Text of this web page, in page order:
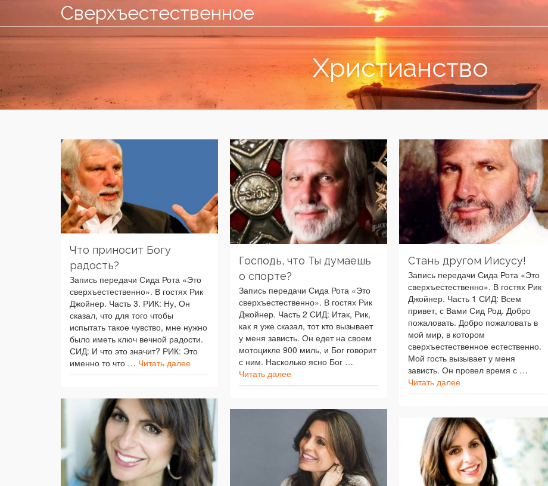
Сверхъестественное
Христианство
Что приносит Богу
радость?
Запись передачи Сида Рота «Это
сверхъестественно». В гостях Рик
Джойнер. Часть 3. РИК: Ну, Он
сказал, что для того чтобы
испытать такое чувство, мне нужно
было иметь ключ вечной радости.
СИД: И что это значит? РИК: Это
именно то что … Читать далее
Господь, что Ты думаешь
о спорте?
Запись передачи Сида Рота «Это
сверхъестественно». В гостях Рик
Джойнер. Часть 2 СИД: Итак, Рик,
как я уже сказал, тот кто вызывает
у меня зависть. Он едет на своем
мотоцикле 900 миль, и Бог говорит
с ним. Насколько ясно Бог …
Читать далее
Стань другом Иисусу!
Запись передачи Сида Рота «Это
сверхъестественно». В гостях Рик
Джойнер. Часть 1 СИД: Всем
привет, с Вами Сид Род. Добро
пожаловать. Добро пожаловать в
мой мир, в котором
сверхъестественное естественно.
Мой гость вызывает у меня
зависть. Он провел время с …
Читать далее